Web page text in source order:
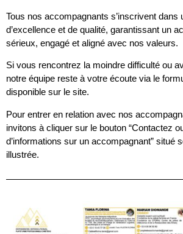
Tous nos accompagnants s’inscrivent dans
d’excellence et de qualité, garantissant un
sérieux, engagé et aligné avec nos valeurs.
Si vous rencontrez la moindre difficulté ou
notre équipe reste à votre écoute via le
disponible sur le site.
Pour entrer en relation avec nos
invitons à cliquer sur le bouton “Contactez
d’informations sur un accompagnant” situé
illustrée.